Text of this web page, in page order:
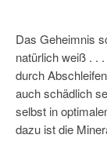
Das Geheimnis
natürlich weiß . .
durch
auch schädlich
selbst in
dazu ist die